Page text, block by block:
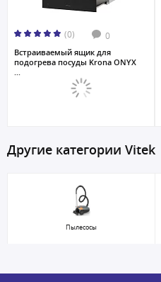
(0) 0
Встраиваемый ящик для
подогрева посуды Krona ONYX
Другие категории Vitek
Пылесосы